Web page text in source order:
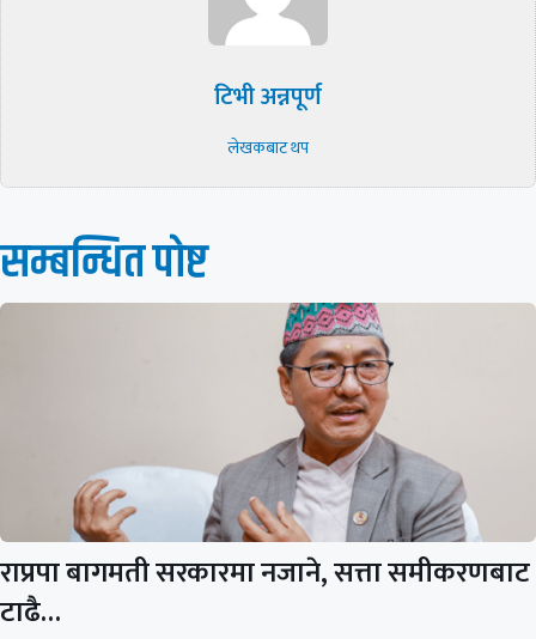
टिभी अन्नपूर्ण
लेखकबाट थप
सम्बन्धित पाेष्ट
राप्रपा बागमती सरकारमा नजाने, सत्ता समीकरणबाट
टाढै…